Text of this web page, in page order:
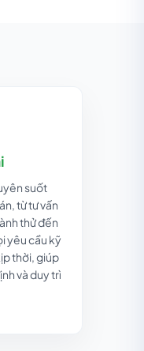
suốt
từ tư vấn
thử đến
yêu cầu kỹ
thời, giúp
và duy trì